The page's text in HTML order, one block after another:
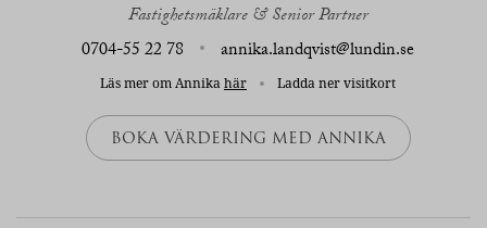
Fastighetsmäklare & Senior Partner
0704-55 22 78
annika.landqvist@lundin.se
Läs mer om Annika här Ladda ner visitkort
BOKA VÄRDERING MED ANNIKA